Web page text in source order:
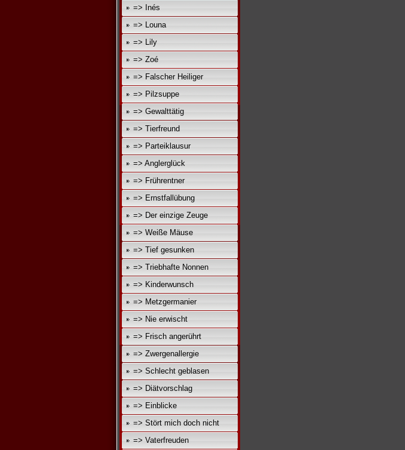
=> Inés
=> Louna
=> Lily
=> Zoé
=> Falscher Heiliger
=> Pilzsuppe
=> Gewalttätig
=> Tierfreund
=> Parteiklausur
=> Anglerglück
=> Frührentner
=> Ernstfallübung
=> Der einzige Zeuge
=> Weiße Mäuse
=> Tief gesunken
=> Triebhafte Nonnen
=> Kinderwunsch
=> Metzgermanier
=> Nie erwischt
=> Frisch angerührt
=> Zwergenallergie
=> Schlecht geblasen
=> Diätvorschlag
=> Einblicke
=> Stört mich doch nicht
=> Vaterfreuden